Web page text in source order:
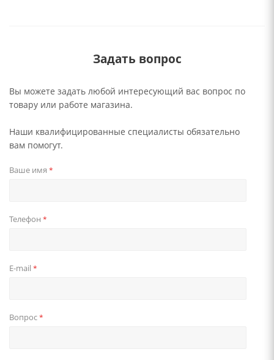
Задать вопрос
Вы можете задать любой интересующий вас вопрос по
товару или работе магазина.
Наши квалифицированные специалисты обязательно
вам помогут.
Ваше имя *
Телефон *
E-mail *
Вопрос*